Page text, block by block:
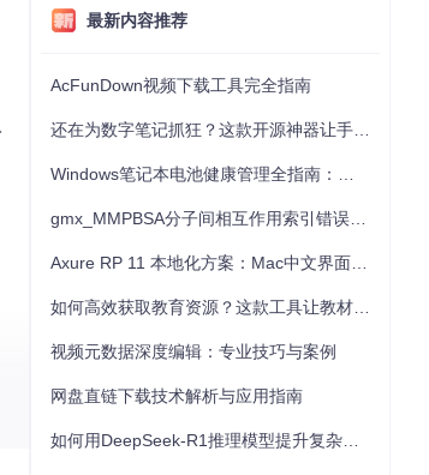
最新内容推荐
AcFunDown视频下载工具完全指南
视频元数据深度编辑：专业技巧与案例
网盘直链下载技术解析与应用指南